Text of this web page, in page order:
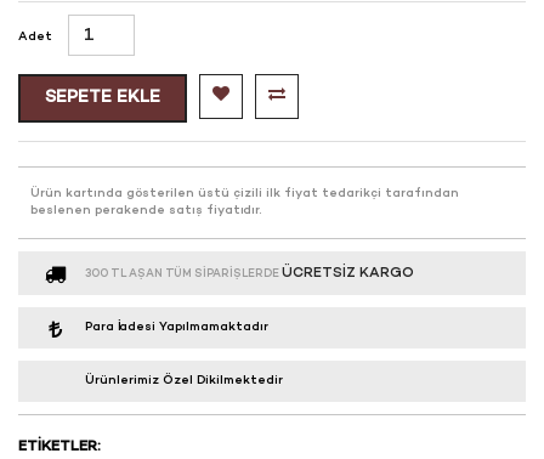
Adet
SEPETE EKLE
Ürün kartında gösterilen üstü çizili ilk fiyat tedarikçi tarafından
beslenen perakende satış fiyatıdır.
300 TL AŞAN TÜM SIPARIŞLERDEÜCRETSIZ KARGO
Para İadesi Yapılmamaktadır
Ürünlerimiz Özel Dikilmektedir
ETIKETLER: